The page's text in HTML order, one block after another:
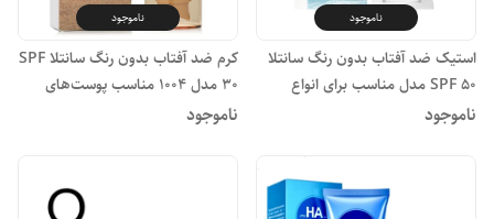
ناموجود
استیک ضد آفتاب بدون رنگ سانتلا
SPF 50 مدل مناسب برای انواع
پوست ‌وزن 20 گرم
ناموجود
ناموجود
کرم ضد آفتاب بدون رنگ سانتلا SPF
30 مدل 1004 ‌مناسب پوست‌های
حساس حجم 50 میلی‌لیتر
ناموجود